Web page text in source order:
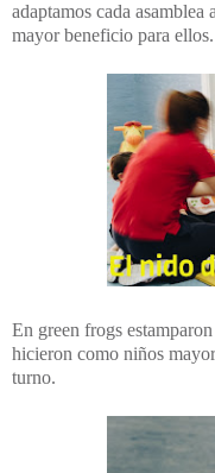
adaptamos cada asamblea
mayor beneficio para ellos.
En green frogs
hicieron como niños
turno.